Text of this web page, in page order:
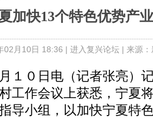
加快13个特色优势产
02月10日 18:36 | 进入复兴论坛| 来源
０日电（记者张亮）
工作会议上获悉，宁夏
导小组，以加快宁夏特